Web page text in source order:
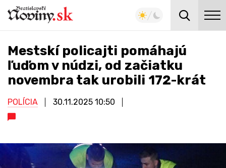
Mestskí policajti pomáhajú
ľuďom v núdzi, od začiatku
novembra tak urobili 172-krát
POLÍCIA 30.11.2025 10:50